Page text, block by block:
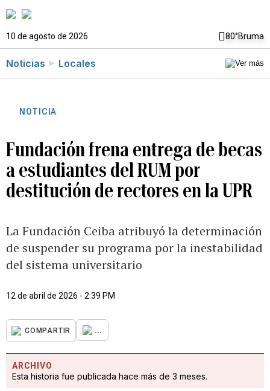
10 de agosto de 2026 80°Bruma
Noticias Locales
NOTICIA
Fundación frena entrega de becas
a estudiantes del RUM por
destitución de rectores en la UPR
La Fundación Ceiba atribuyó la determinación
de suspender su programa por la inestabilidad
del sistema universitario
12 de abril de 2026 - 2:39 PM
COMPARTIR ...
ARCHIVO
Esta historia fue publicada hace más de 3 meses.